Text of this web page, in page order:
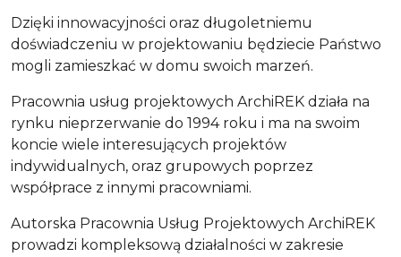
Dzięki innowacyjności oraz długoletniemu
doświadczeniu w projektowaniu będziecie Państwo
mogli zamieszkać w domu swoich marzeń.
Pracownia usług projektowych ArchiREK działa na
rynku nieprzerwanie do 1994 roku i ma na swoim
koncie wiele interesujących projektów
indywidualnych, oraz grupowych poprzez
współprace z innymi pracowniami.
Autorska Pracownia Usług Projektowych ArchiREK
prowadzi kompleksową działalności w zakresie